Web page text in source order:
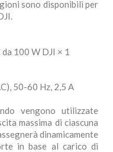
sono disponibili per
100 W DJI × 1
50-60 Hz, 2,5 A
vengono utilizzate
massima di ciascuna
dinamicamente
in base al carico di